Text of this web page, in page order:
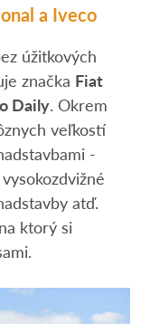
a Iveco
úžitkových
značka Fiat
Daily. Okrem
veľkostí
-
atď.
ktorý si